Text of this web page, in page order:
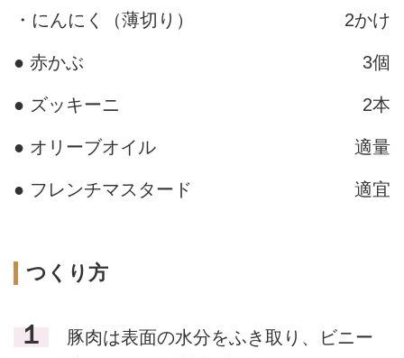
・にんにく（薄切り） 2かけ
● 赤かぶ 3個
● ズッキーニ 2本
● オリーブオイル 適量
● フレンチマスタード 適宜
つくり方
１
豚肉は表面の水分をふき取り、ビニー